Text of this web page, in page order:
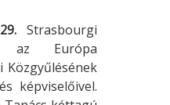
Strasbourgi
az Európa
Közgyűlésének
képviselőivel.